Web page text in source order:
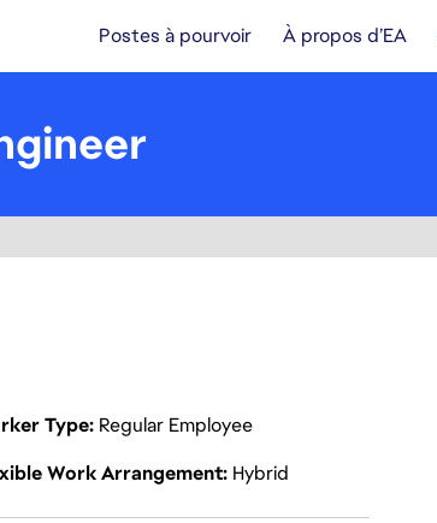
Postes à pourvoir À propos d’EA
Type Regular Employee
Work Arrangement Hybrid